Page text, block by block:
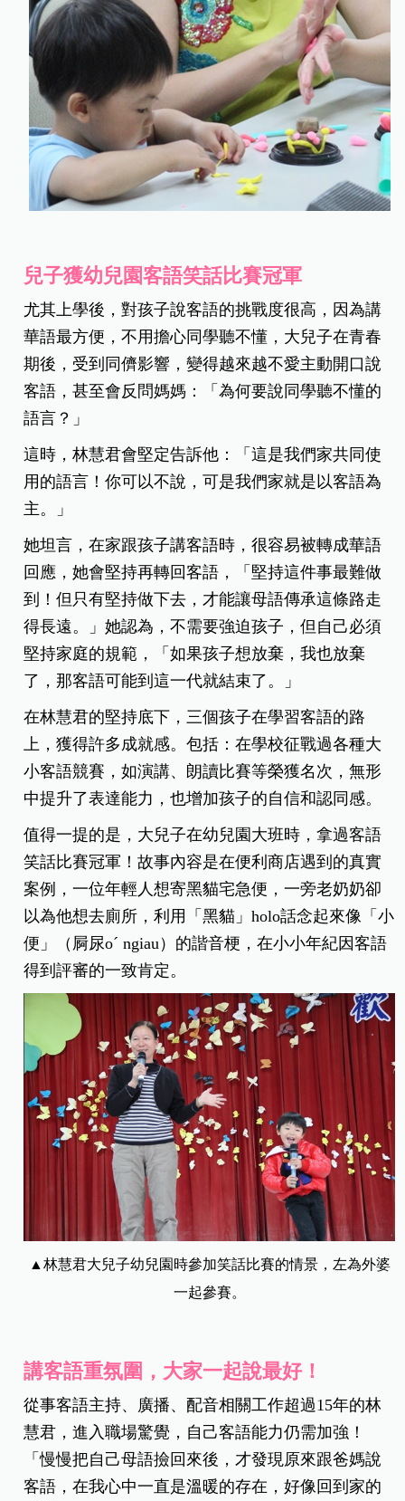
兒子獲幼兒園客語笑話比賽冠軍
尤其上學後，對孩子說客語的挑戰度很高，因為講
華語最方便，不用擔心同學聽不懂，大兒子在青春
期後，受到同儕影響，變得越來越不愛主動開口說
客語，甚至會反問媽媽：「為何要說同學聽不懂的
語言？」
這時，林慧君會堅定告訴他：「這是我們家共同使
用的語言！你可以不說，可是我們家就是以客語為
主。」
她坦言，在家跟孩子講客語時，很容易被轉成華語
回應，她會堅持再轉回客語，「堅持這件事最難做
到！但只有堅持做下去，才能讓母語傳承這條路走
得長遠。」她認為，不需要強迫孩子，但自己必須
堅持家庭的規範，「如果孩子想放棄，我也放棄
了，那客語可能到這一代就結束了。」
在林慧君的堅持底下，三個孩子在學習客語的路
上，獲得許多成就感。包括：在學校征戰過各種大
小客語競賽，如演講、朗讀比賽等榮獲名次，無形
中提升了表達能力，也增加孩子的自信和認同感。
值得一提的是，大兒子在幼兒園大班時，拿過客語
笑話比賽冠軍！故事內容是在便利商店遇到的真實
案例，一位年輕人想寄黑貓宅急便，一旁老奶奶卻
以為他想去廁所，利用「黑貓」holo話念起來像「小
便」（屙尿oˊ ngiau）的諧音梗，在小小年紀因客語
得到評審的一致肯定。
▲林慧君大兒子幼兒園時參加笑話比賽的情景，左為外婆
一起參賽。
講客語重氛圍，大家一起說最好！
從事客語主持、廣播、配音相關工作超過15年的林
慧君，進入職場驚覺，自己客語能力仍需加強！
「慢慢把自己母語撿回來後，才發現原來跟爸媽說
客語，在我心中一直是溫暖的存在，好像回到家的